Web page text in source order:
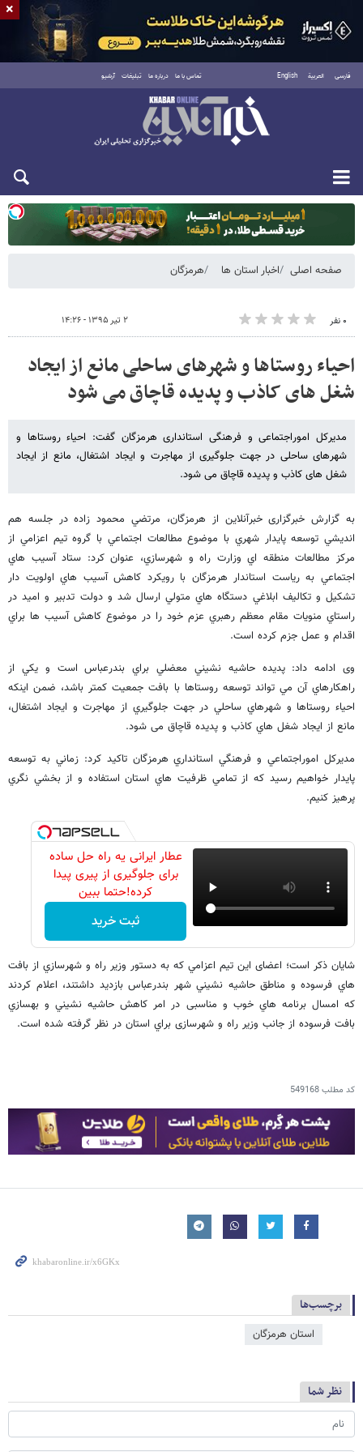
فارسی العربية English تماس با ما درباره ما تبلیغات آرشیو
دوشنبه ۱۹ مرداد ۱۴۰۵
صفحه اصلی اخبار استان ها هرمزگان
۰ نفر ۲ تیر ۱۳۹۵ - ۱۴:۲۶
احیاء روستاها و شهرهای ساحلی مانع از ایجاد
شغل های کاذب و پدیده قاچاق می شود
مدیرکل اموراجتماعی و فرهنگی استانداری هرمزگان گفت: احیاء روستاها و
شهرهای ساحلی در جهت جلوگیری از مهاجرت و ایجاد اشتغال، مانع از ایجاد
شغل های کاذب و پدیده قاچاق می شود.
به گزارش خبرگزاری خبرآنلاین از هرمزگان، مرتضي محمود زاده در جلسه هم
انديشي توسعه پايدار شهري با موضوع مطالعات اجتماعي با گروه تيم اعزامي از
مركز مطالعات منطقه اي وزارت راه و شهرسازي، عنوان كرد: ستاد آسيب هاي
اجتماعي به رياست استاندار هرمزگان با رويكرد كاهش آسيب هاي اولويت دار
تشكيل و تكاليف ابلاغي دستگاه هاي متولي ارسال شد و دولت تدبير و اميد در
راستاي منويات مقام معظم رهبري عزم خود را در موضوع كاهش آسيب ها براي
اقدام و عمل جزم كرده است.
وی ادامه داد: پديده حاشيه نشيني معضلي براي بندرعباس است و يكي از
راهكارهاي آن مي تواند توسعه روستاها با بافت جمعيت كمتر باشد، ضمن اينكه
احياء روستاها و شهرهاي ساحلي در جهت جلوگيري از مهاجرت و ايجاد اشتغال،
مانع از ایجاد شغل هاي كاذب و پديده قاچاق می شود.
مديركل اموراجتماعي و فرهنگي استانداري هرمزگان تاكيد كرد: زماني به توسعه
پايدار خواهيم رسيد كه از تمامي ظرفيت هاي استان استفاده و از بخشي نگري
پرهيز كنيم.
عطار ایرانی یه راه حل ساده
برای جلوگیری از پیری پیدا
کرده!حتما ببین
ثبت خرید
شایان ذكر است؛ اعضای این تيم اعزامي که به دستور وزير راه و شهرسازي از بافت
هاي فرسوده و مناطق حاشيه نشيني شهر بندرعباس بازدید داشتند، اعلام کردند
که امسال برنامه هاي خوب و مناسبی در امر كاهش حاشيه نشيني و بهسازي
بافت فرسوده از جانب وزير راه و شهرسازی براي استان در نظر گرفته شده است.
کد مطلب549168
برچسب‌ها
استان هرمزگان
نظر شما
×